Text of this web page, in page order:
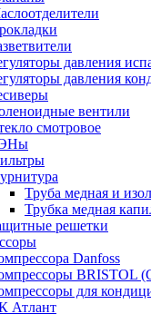
давления
давления
вентили
смотровое
Труба медная и
Трубка медная
решетки
Danfoss
BRISTOL
для
Атлант